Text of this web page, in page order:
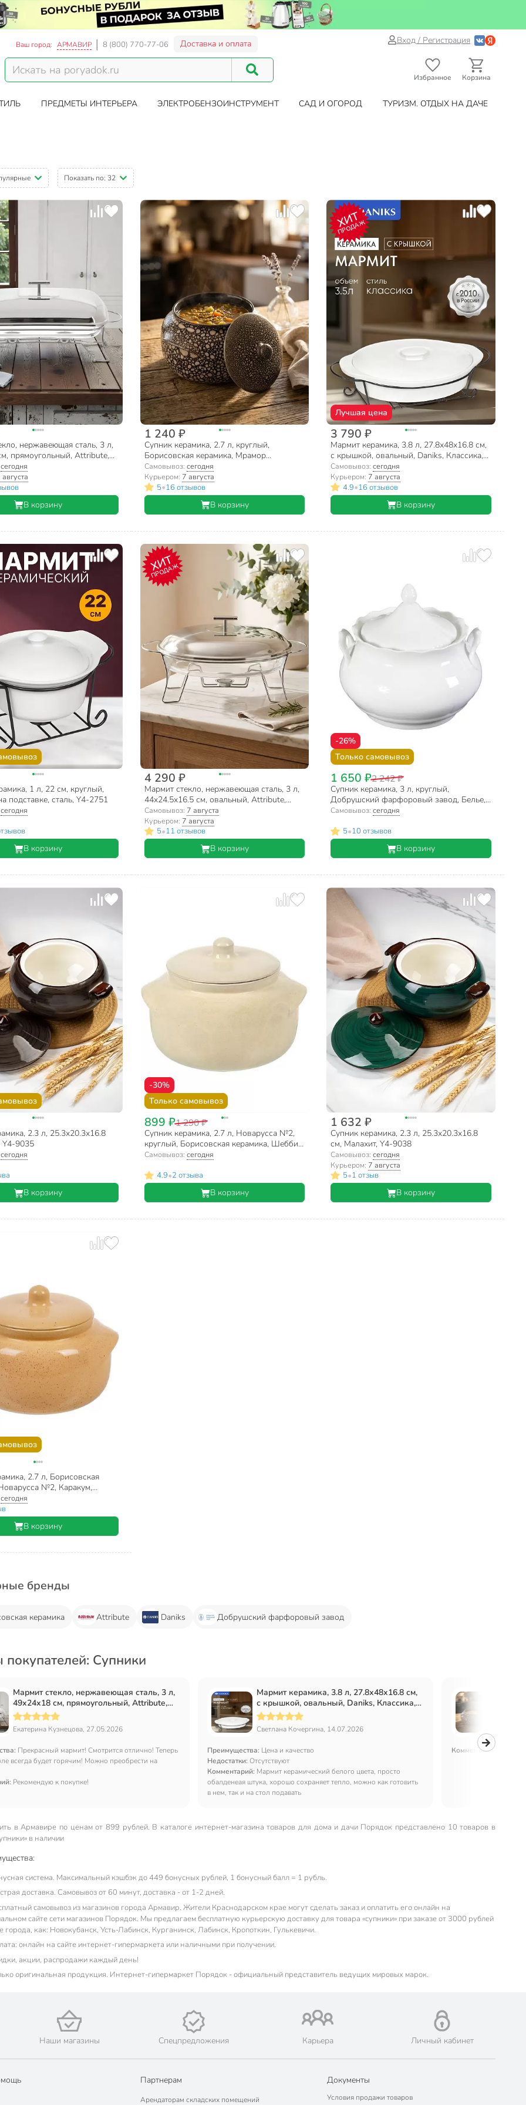
Ваш город: АРМАВИР 8 (800) 770-77-06 Доставка и оплата Вход / Регистрация
Избранное Корзина
ПРЕДМЕТЫ ИНТЕРЬЕРА ЭЛЕКТРОБЕНЗОИНСТРУМЕНТ САД И ОГОРОД ТУРИЗМ. ОТДЫХ НА ДАЧЕ
Показать по: 32
нержавеющая сталь, 3 л,
прямоугольный, Attribute,
сегодня
августа
В корзину
1 240 ₽
Супник керамика, 2.7 л, круглый,
Борисовская керамика, Мрамор
Новарусса№2, МРМ00003416
Самовывоз: сегодня
Курьером: 7 августа
5•16 отзывов
В корзину
ХИТ
ПРОДАЖ
Лучшая цена
3 790 ₽
Мармит керамика, 3.8 л, 27.8х48х16.8 см,
с крышкой, овальный, Daniks, Классика,
Y4-2752, белый
Самовывоз:сегодня
Курьером: 7 августа
4.9•16 отзывов
В корзину
1 л, 22 см, круглый,
подставке, сталь, Y4-2751
сегодня
В корзину
ХИТ
ПРОДАЖ
4 290 ₽
Мармит стекло, нержавеющая сталь, 3 л,
44x24.5x16.5 см, овальный, Attribute,
ABI010
Самовывоз: 7 августа
Курьером: 7 августа
5•11 отзывов
В корзину
-26%
Только самовывоз
1 650 ₽2 242 ₽
Супник керамика, 3 л, круглый,
Добрушский фарфоровый завод, Белье,
6С0163
Самовывоз:сегодня
5•10 отзывов
В корзину
2.3 л, 25.3х20.3х16.8
Y4-9035
сегодня
В корзину
-30%
Только самовывоз
899 ₽1 290 ₽
Супник керамика, 2.7 л, Новарусса №2,
круглый, Борисовская керамика, Шебби,
ШЕБ00022770
Самовывоз: сегодня
4.9•2 отзыва
В корзину
1 632 ₽
Супник керамика, 2.3 л, 25.3х20.3х16.8
см, Малахит, Y4-9038
Самовывоз:сегодня
Курьером: 7 августа
5•1 отзыв
В корзину
2.7 л, Борисовская
№2, Каракум,
сегодня
В корзину
бренды
керамика Attribute Daniks Добрушский фарфоровый завод
Супники
Мармит стекло, нержавеющая сталь, 3 л,
49х24х18 см, прямоугольный, Attribute,
ABI020
Екатерина Кузнецова, 27.05.2026
Прекрасный мармит! Смотрится отлично! Теперь
всегда будет горячим! Можно преобрести на
Рекомендую к покупке!
Мармит керамика, 3.8 л, 27.8х48х16.8 см,
с крышкой, овальный, Daniks, Классика,
Y4-2752, белый
Светлана Кочергина, 14.07.2026
Преимущества: Цена и качество
Недостатки:Отсутствуют
Комментарий: Мармит керамический белого цвета, просто
обалденеая штука, хорошо сохраняет тепло, можно как готовить
в нем, так и на стол подавать
Комментарий:
в Армавире по ценам от 899 рублей. В каталоге интернет-магазина товаров для дома и дачи Порядок представлено 10 товаров в
в наличии
система. Максимальный кэшбэк до 449 бонусных рублей, 1 бонусный балл = 1 рубль.
доставка. Самовывоз от 60 минут, доставка - от 1-2 дней.
самовывоз из магазинов города Армавир. Жители Краснодарском крае могут сделать заказ и оплатить его онлайн на
сайте сети магазинов Порядок. Мы предлагаем бесплатную курьерскую доставку для товара «супники» при заказе от 3000 рублей
города, как: Новокубанск, Усть-Лабинск, Курганинск, Лабинск, Кропоткин, Гулькевичи.
онлайн на сайте интернет-гипермаркета или наличными при получении.
акции, распродажи каждый день!
оригинальная продукция. Интернет-гипермаркет Порядок - официальный представитель ведущих мировых марок.
Наши магазины Спецпредложения Карьера Личный кабинет
Партнерам
Арендаторам складских помещений
Документы
Условия продажи товаров